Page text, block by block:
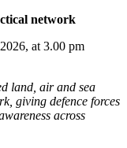
network
at 3.00 pm
land, air and sea
giving defence forces
across